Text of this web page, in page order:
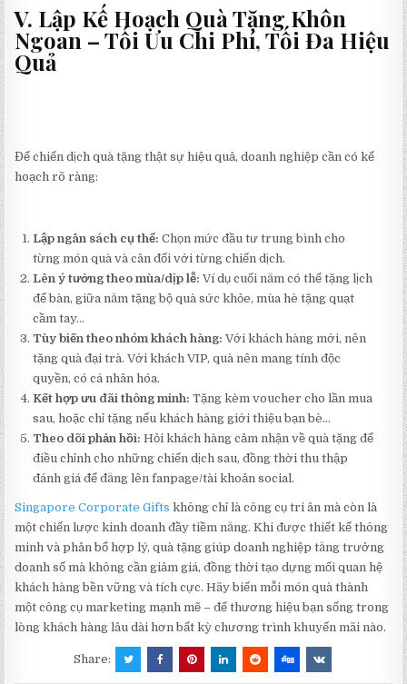
V. Lập Kế Hoạch Quà Tặng Khôn
Ngoan – Tối Ưu Chi Phí, Tối Đa Hiệu
Quả
Để chiến dịch quà tặng thật sự hiệu quả, doanh nghiệp cần có kế
hoạch rõ ràng:
Lập ngân sách cụ thể: Chọn mức đầu tư trung bình cho
từng món quà và cân đối với từng chiến dịch.
Lên ý tưởng theo mùa/dịp lễ: Ví dụ cuối năm có thể tặng lịch
để bàn, giữa năm tặng bộ quà sức khỏe, mùa hè tặng quạt
cầm tay…
Tùy biến theo nhóm khách hàng: Với khách hàng mới, nên
tặng quà đại trà. Với khách VIP, quà nên mang tính độc
quyền, có cá nhân hóa.
Kết hợp ưu đãi thông minh: Tặng kèm voucher cho lần mua
sau, hoặc chỉ tặng nếu khách hàng giới thiệu bạn bè…
Theo dõi phản hồi: Hỏi khách hàng cảm nhận về quà tặng để
điều chỉnh cho những chiến dịch sau, đồng thời thu thập
đánh giá để đăng lên fanpage/tài khoản social.
Singapore Corporate Gifts không chỉ là công cụ tri ân mà còn là
một chiến lược kinh doanh đầy tiềm năng. Khi được thiết kế thông
minh và phân bổ hợp lý, quà tặng giúp doanh nghiệp tăng trưởng
doanh số mà không cần giảm giá, đồng thời tạo dựng mối quan hệ
khách hàng bền vững và tích cực. Hãy biến mỗi món quà thành
một công cụ marketing mạnh mẽ – để thương hiệu bạn sống trong
lòng khách hàng lâu dài hơn bất kỳ chương trình khuyến mãi nào.
Share: